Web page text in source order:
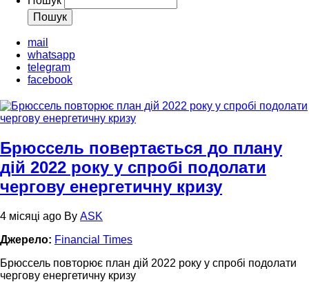
mail
whatsapp
telegram
facebook
Брюссель повертається до плану
дій 2022 року у спробі подолати
чергову енергетичну кризу
4 місяці ago By ASK
Джерело: Financial Times
Брюссель повторює план дій 2022 року у спробі подолати
чергову енергетичну кризу